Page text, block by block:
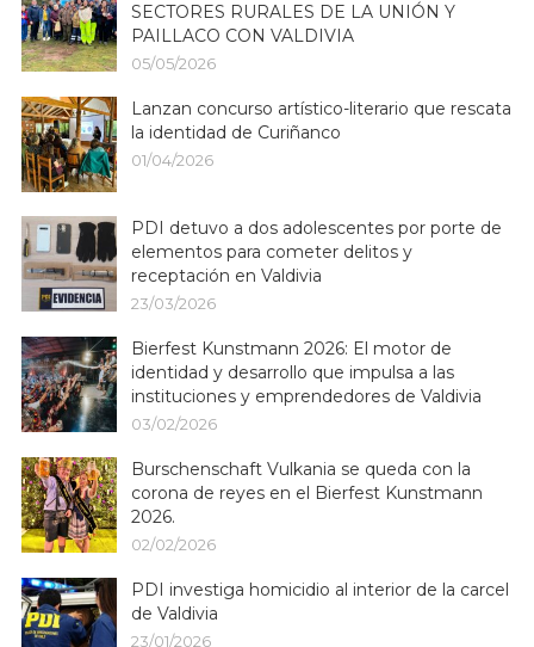
SECTORES RURALES DE LA UNIÓN Y
PAILLACO CON VALDIVIA
05/05/2026
Lanzan concurso artístico-literario que rescata
la identidad de Curiñanco
01/04/2026
PDI detuvo a dos adolescentes por porte de
elementos para cometer delitos y
receptación en Valdivia
23/03/2026
Bierfest Kunstmann 2026: El motor de
identidad y desarrollo que impulsa a las
instituciones y emprendedores de Valdivia
03/02/2026
Burschenschaft Vulkania se queda con la
corona de reyes en el Bierfest Kunstmann
2026.
02/02/2026
PDI investiga homicidio al interior de la carcel
de Valdivia
23/01/2026